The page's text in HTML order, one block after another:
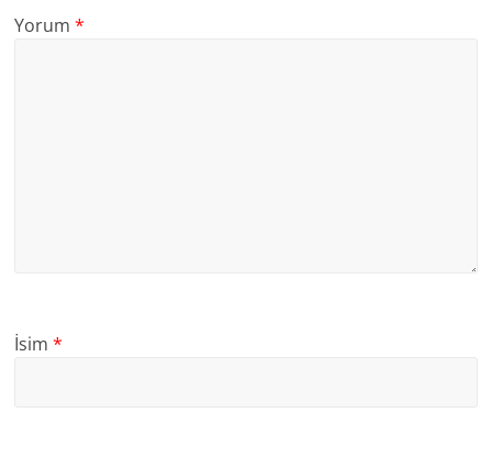
Yorum*
İsim*